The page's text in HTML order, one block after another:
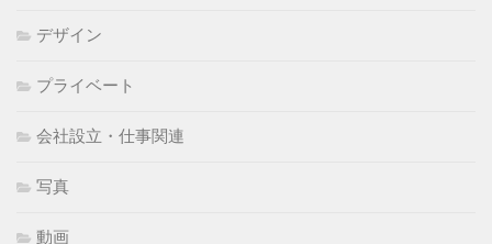
デザイン
プライベート
会社設立・仕事関連
写真
動画